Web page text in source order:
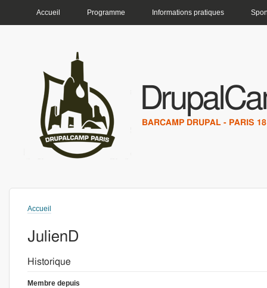
Accueil Programme Informations pratiques
BARCAMP DRUPAL - PARIS
Vous êtes ici
Accueil
JulienD
Historique
Membre depuis